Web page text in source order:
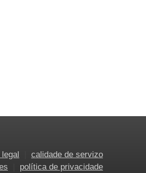
calidade de servizo
política de privacidade